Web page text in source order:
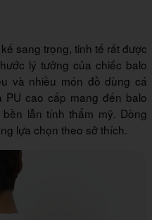
sang trọng, tinh tế rất được
lý tưởng của chiếc balo
và nhiều món đồ dùng cá
PU cao cấp mang đến balo
lẫn tính thẩm mỹ. Dòng
lựa chọn theo sở thích.